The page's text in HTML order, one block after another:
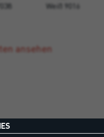
Weiß 9016
ansehen